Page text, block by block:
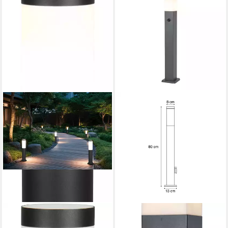
Außen-Stehlampe TRIOTO,
QAZQA
Außen-Stehlampe Malios,